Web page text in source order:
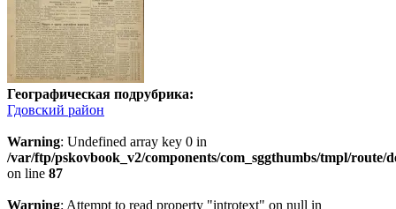
Географическая подрубрика:
Гдовский район
Warning: Undefined array key 0 in
/var/ftp/pskovbook_v2/components/com_sggthumbs/tmpl/route/
on line 87
Warning: Attempt to read property "introtext" on null in